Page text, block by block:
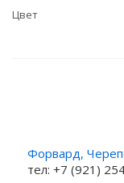
Цвет
Форвард,
тел: +7 (921)